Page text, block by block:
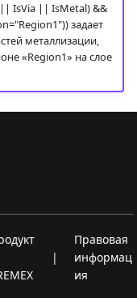
|| IsVia || IsMetal) &&
задает
металлизации,
«Region1» на слое
|
Правовая
информац
ия